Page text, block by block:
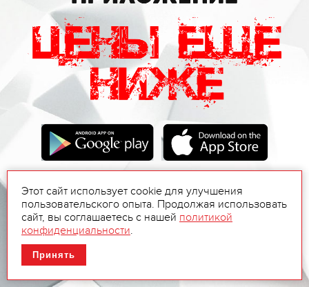
Этот сайт использует cookie для улучшения
пользовательского опыта. Продолжая использовать
сайт, вы соглашаетесь с нашей политикой
конфиденциальности.
Принять